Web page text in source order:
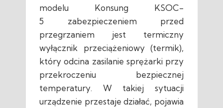
modelu Konsung KSOC-
5 zabezpieczeniem przed
przegrzaniem jest termiczny
wyłącznik przeciążeniowy (termik),
który odcina zasilanie sprężarki przy
przekroczeniu bezpiecznej
temperatury. W takiej sytuacji
urządzenie przestaje działać, pojawia